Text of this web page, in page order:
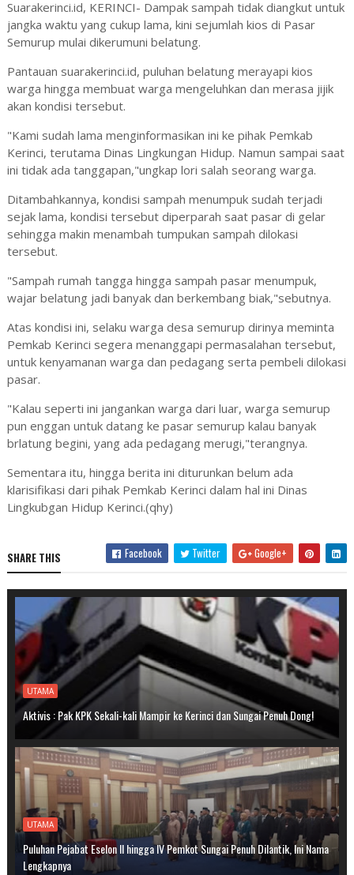
Suarakerinci.id, KERINCI- Dampak sampah tidak diangkut untuk
jangka waktu yang cukup lama, kini sejumlah kios di Pasar
Semurup mulai dikerumuni belatung.
Pantauan suarakerinci.id, puluhan belatung merayapi kios
warga hingga membuat warga mengeluhkan dan merasa jijik
akan kondisi tersebut.
"Kami sudah lama menginformasikan ini ke pihak Pemkab
Kerinci, terutama Dinas Lingkungan Hidup. Namun sampai saat
ini tidak ada tanggapan,"ungkap lori salah seorang warga.
Ditambahkannya, kondisi sampah menumpuk sudah terjadi
sejak lama, kondisi tersebut diperparah saat pasar di gelar
sehingga makin menambah tumpukan sampah dilokasi
tersebut.
"Sampah rumah tangga hingga sampah pasar menumpuk,
wajar belatung jadi banyak dan berkembang biak,"sebutnya.
Atas kondisi ini, selaku warga desa semurup dirinya meminta
Pemkab Kerinci segera menanggapi permasalahan tersebut,
untuk kenyamanan warga dan pedagang serta pembeli dilokasi
pasar.
"Kalau seperti ini jangankan warga dari luar, warga semurup
pun enggan untuk datang ke pasar semurup kalau banyak
brlatung begini, yang ada pedagang merugi,"terangnya.
Sementara itu, hingga berita ini diturunkan belum ada
klarisifikasi dari pihak Pemkab Kerinci dalam hal ini Dinas
Lingkubgan Hidup Kerinci.(qhy)
SHARE THIS Facebook Twitter Google+
UTAMA
Aktivis : Pak KPK Sekali-kali Mampir ke Kerinci dan Sungai Penuh Dong!
UTAMA
Puluhan Pejabat Eselon II hingga IV Pemkot Sungai Penuh Dilantik, Ini Nama
Lengkapnya